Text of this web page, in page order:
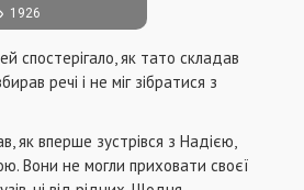
1926
спостерігало, як тато складав
речі і не міг зібратися з
як вперше зустрівся з Надією,
Вони не могли приховати своєї